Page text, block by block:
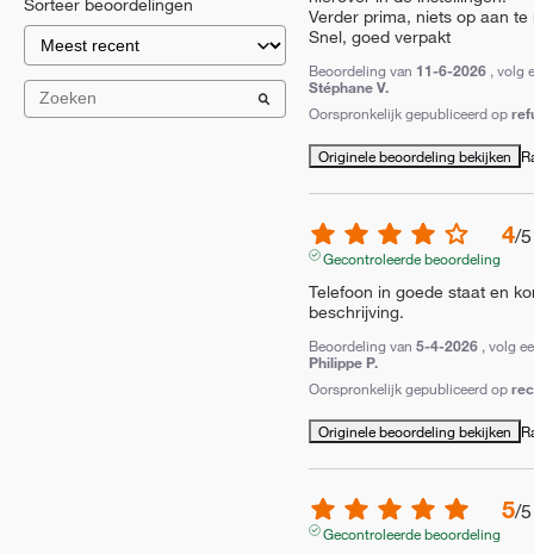
Sorteer beoordelingen
Verder prima, niets op aan te
Snel, goed verpakt
Beoordeling van 11-6-2026 , volg
Stéphane V.
Oorspronkelijk gepubliceerd op
Originele beoordeling bekijken
4/5
Gecontroleerde beoordeling
Telefoon in goede staat en
beschrijving.
Beoordeling van 5-4-2026 , volg
Philippe P.
Oorspronkelijk gepubliceerd op
Originele beoordeling bekijken
5/5
Gecontroleerde beoordeling